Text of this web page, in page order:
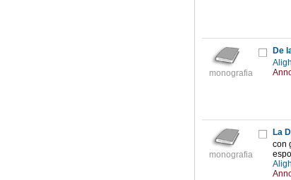
monografia
De
monografia
La
con